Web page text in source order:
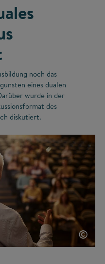
noch das
eines dualen
wurde in der
des
diskutiert.
©